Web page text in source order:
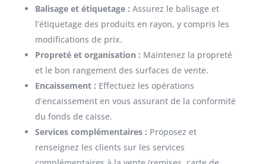
Balisage et étiquetage : Assurez le balisage et
l’étiquetage des produits en rayon, y compris les
modifications de prix.
Propreté et organisation : Maintenez la propreté
et le bon rangement des surfaces de vente.
Encaissement : Effectuez les opérations
d’encaissement en vous assurant de la conformité
du fonds de caisse.
Services complémentaires : Proposez et
renseignez les clients sur les services